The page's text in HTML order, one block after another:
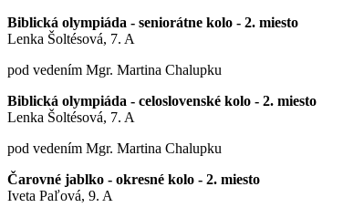
Biblická olympiáda - seniorátne kolo - 2. miesto
Lenka Šoltésová, 7. A
pod vedením Mgr. Martina Chalupku
Biblická olympiáda - celoslovenské kolo - 2. miesto
Lenka Šoltésová, 7. A
pod vedením Mgr. Martina Chalupku
Čarovné jablko - okresné kolo - 2. miesto
Iveta Paľová, 9. A